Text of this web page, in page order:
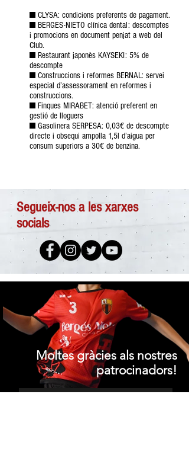
■ CLYSA: condicions preferents de pagament.
■ BERGES-NIETO clínica dental: descomptes
i promocions en document penjat a web del
Club.
■ Restaurant japonès KAYSEKI: 5% de
descompte
■ Construccions i reformes BERNAL: servei
especial d’assessorament en reformes i
construccions.
■ Finques MIRABET: atenció preferent en
gestió de lloguers
■ Gasolinera SERPESA: 0,03€ de descompte
directe i obsequi ampolla 1,5l d’aigua per
consum superiors a 30€ de benzina.
Segueix-nos a les xarxes
socials
Moltes gràcies als nostres
patrocinadors!